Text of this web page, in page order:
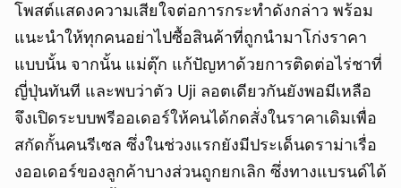
โพสต์แสดงความเสียใจต่อการกระทำดังกล่าว พร้อม
แนะนำให้ทุกคนอย่าไปซื้อสินค้าที่ถูกนำมาโก่งราคา
แบบนั้น จากนั้น แม่ตุ๊ก แก้ปัญหาด้วยการติดต่อไร่ชาที่
ญี่ปุ่นทันที และพบว่าตัว Uji ลอตเดียวกันยังพอมีเหลือ
จึงเปิดระบบพรีออเดอร์ให้คนได้กดสั่งในราคาเดิมเพื่อ
สกัดกั้นคนรีเซล ซึ่งในช่วงแรกยังมีประเด็นดราม่าเรื่อ
งออเดอร์ของลูกค้าบางส่วนถูกยกเลิก ซึ่งทางแบรนด์ได้